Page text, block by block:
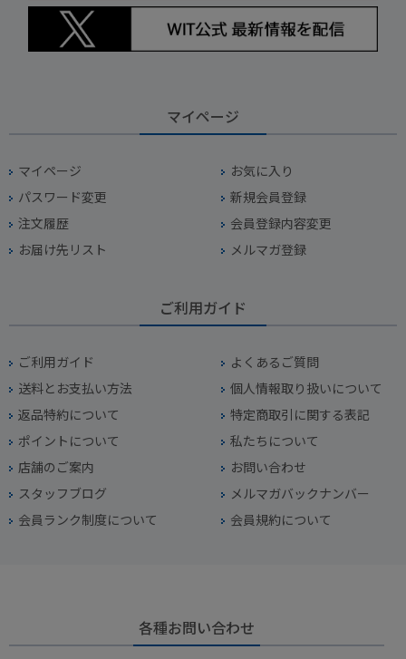
マイページ
マイページ
お気に入り
パスワード変更
新規会員登録
注文履歴
会員登録内容変更
お届け先リスト
メルマガ登録
ご利用ガイド
ご利用ガイド
よくあるご質問
送料とお支払い方法
個人情報取り扱いについて
返品特約について
特定商取引に関する表記
ポイントについて
私たちについて
店舗のご案内
お問い合わせ
スタッフブログ
メルマガバックナンバー
会員ランク制度について
会員規約について
各種お問い合わせ